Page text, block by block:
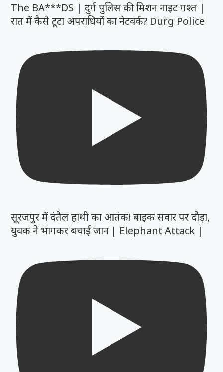
The BA***DS | दुर्ग पुलिस की मिशन नाइट गश्त |
रात में कैसे टूटा अपराधियों का नेटवर्क? Durg Police
सूरजपुर में दंतैल हाथी का आतंक! बाइक सवार पर दौड़ा,
युवक ने भागकर बचाई जान | Elephant Attack |